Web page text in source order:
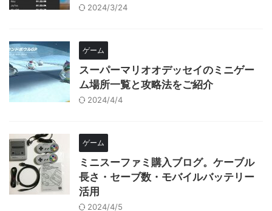
2024/3/24
ゲーム
スーパーマリオオデッセイのミニゲー
ム場所一覧と攻略法をご紹介
2024/4/4
ゲーム
ミニスーファミ購入ブログ。ケーブル
長さ・セーブ数・モバイルバッテリー
活用
2024/4/5